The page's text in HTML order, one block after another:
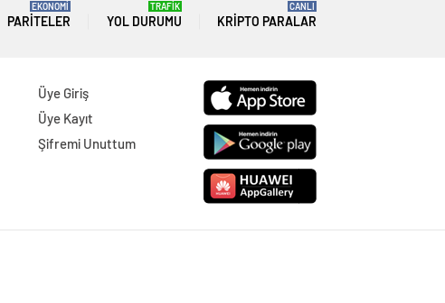
PARITELER
EKONOMİ
YOL DURUMU
TRAFİK
KRIPTO PARALAR
CANLI
Üye Giriş
Üye Kayıt
Şifremi Unuttum